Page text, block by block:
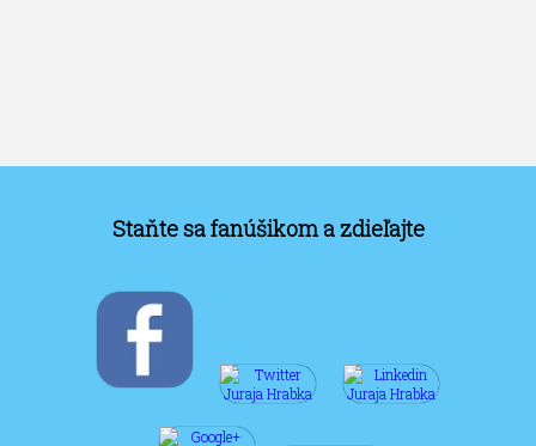
Staňte sa fanúšikom a zdieľajte